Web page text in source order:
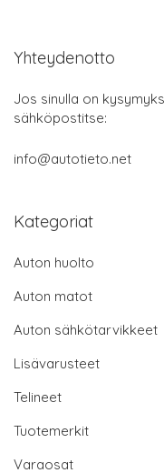
Yhteydenotto
Jos sinulla on
sähköpostitse:
info@autotieto.net
Kategoriat
Auton huolto
Auton matot
Auton sähkötarvikkeet
Lisävarusteet
Telineet
Tuotemerkit
Varaosat